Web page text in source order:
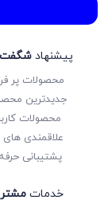
پیشنهاد شگفت
محصولات پر
جدیدترین
محصولات
علاقمندی
پشتیبانی
خدمات